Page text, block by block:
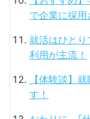
で企業に採用
就活はひとり
利用が主流！
【体験談】
す！